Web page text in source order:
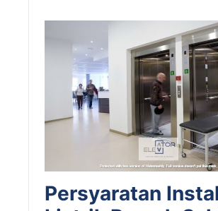
Persyaratan